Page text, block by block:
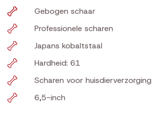
Gebogen schaar
Professionele scharen
Japans kobaltstaal
Hardheid: 61
Scharen voor huisdierverzorging
6,5-inch